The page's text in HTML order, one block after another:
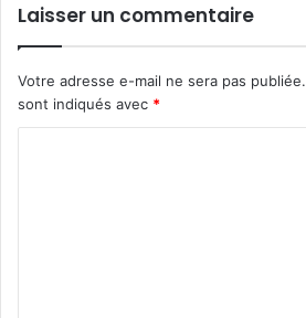
Laisser un commentaire
Votre adresse e-mail ne sera pas publiée.
sont indiqués avec *